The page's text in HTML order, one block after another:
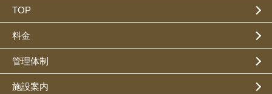
TOP
料金
管理体制
施設案内